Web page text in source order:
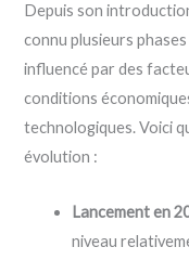
Depuis son
connu plusieurs
influencé par des
conditions
technologiques. Voici
évolution :
Lancement en
niveau